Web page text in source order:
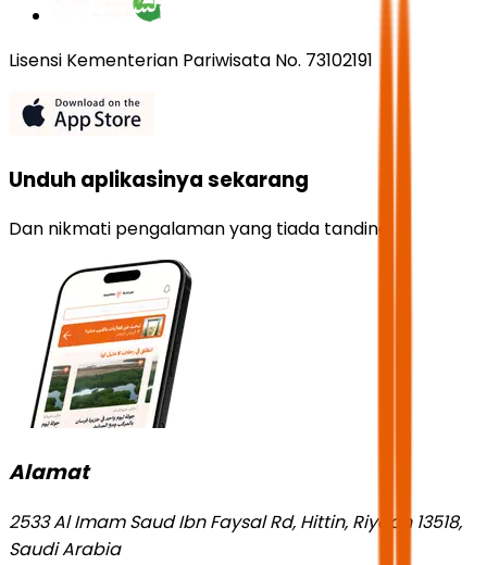
Lisensi Kementerian Pariwisata No. 73102191
Unduh aplikasinya sekarang
Dan nikmati pengalaman yang tiada tanding!
Alamat
2533 Al Imam Saud Ibn Faysal Rd, Hittin, Riyadh 13518,
Saudi Arabia